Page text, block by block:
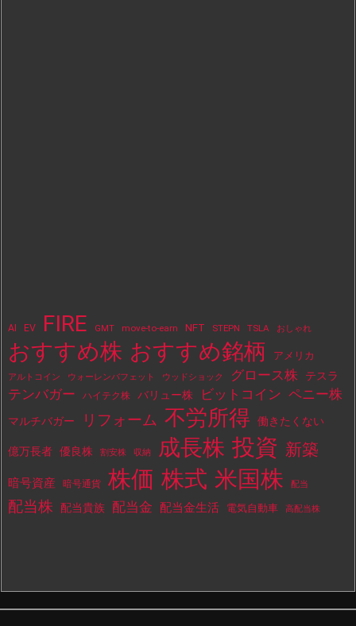
AI EV FIRE GMT move-to-earn NFT STEPN TSLA おしゃれ
おすすめ株 おすすめ銘柄 アメリカ
アルトコイン ウォーレンバフェット ウッドショック グロース株 テスラ
テンバガー ハイテク株 バリュー株 ビットコイン ペニー株
マルチバガー リフォーム 不労所得 働きたくない
億万長者 優良株 割安株 収納 成長株 投資 新築
暗号資産 暗号通貨 株価 株式 米国株 配当
配当株 配当貴族 配当金 配当金生活 電気自動車 高配当株